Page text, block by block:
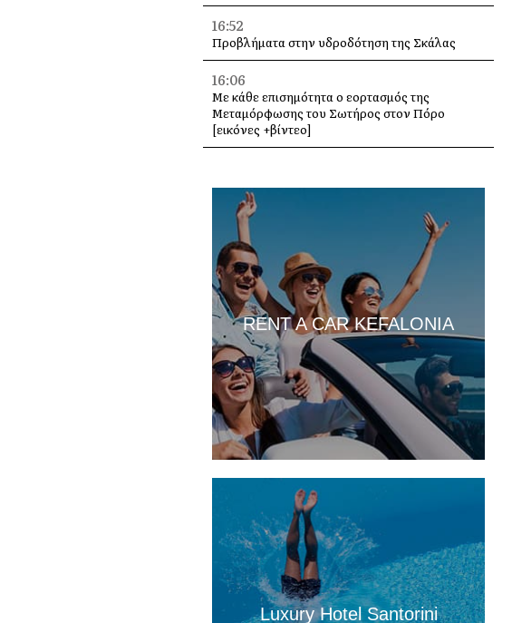
16:52
Προβλήματα στην υδροδότηση της Σκάλας
16:06
Με κάθε επισημότητα ο εορτασμός της
Μεταμόρφωσης του Σωτήρος στον Πόρο
[εικόνες +βίντεο]
«Βούλιαξε» η Κεφαλονιά από κόσμο – 4
κρουαζιερόπλοια και χιλιάδες επισκέπτες σε
Αργοστόλι και Σάμη
15:01
Τρικούβερτο γλέντι στο Πανηγύρι του Σωτήρος
στα Τραυλιάτα [εικόνες +βίντεο]
14:04
Η Κεφαλονιά πρωταγωνιστεί σε νέα δωρεάν
ψηφιακή τουριστική έκδοση με εξώφυλλο τη
βραβευμένη παραλία Φτέρη
13:59
Εγκαίνια της έκθεσης του Κώστα Ευαγγελάτου
στη σύγχρονη πινακοθήκη “villa Ροδόπη”, στις
8 Αυγούστου
Διακοπές στο Φισκάρδο κάνουν η Ελένη
Μενεγάκη με τον Μάκη Παντζόπουλο [βίντεο]
13:32
Με λαμπρότητα γιορτάστηκε η Μεταμόρφωση
του Σωτήρος, στα Μαυρικάτα [εικόνες]
RENT A CAR KEFALONIA
Luxury Hotel Santorini